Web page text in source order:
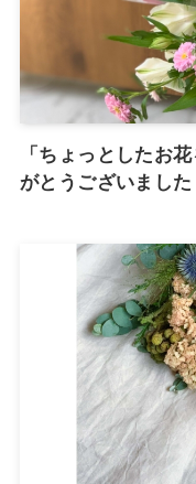
「ちょっとしたお
がとうございました